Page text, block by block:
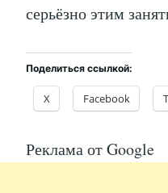
серьёзно этим
Поделиться ссылкой:
X Facebook
Реклама от Google